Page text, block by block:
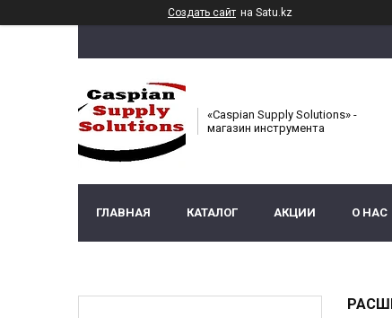
Создать сайт на Satu.kz
«Caspian Supply Solutions» -
магазин инструмента
ГЛАВНАЯ КАТАЛОГ АКЦИИ О НАС